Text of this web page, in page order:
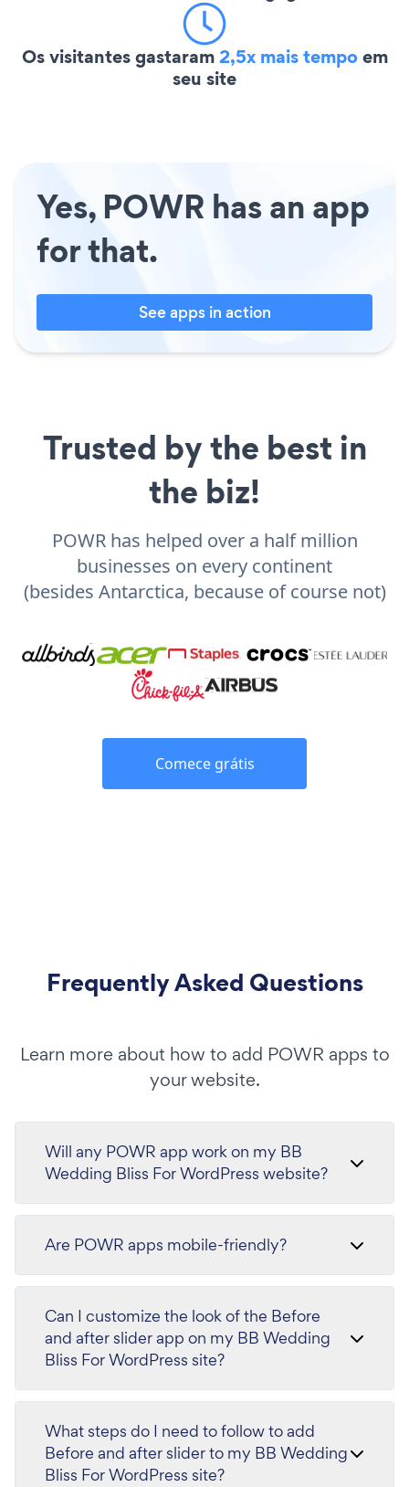
Os visitantes gastaram2,5x mais tempoem
seu site
Yes, POWR has an app
for that.
See apps in action
Trusted by the best in
the biz!
POWR has helped over a half million
businesses on every continent
(besides Antarctica, because of course not)
Comece grátis
Frequently Asked Questions
Learn more about how to add POWR apps to
your website.
Will any POWR app work on my BB
Wedding Bliss For WordPress website?
Are POWR apps mobile-friendly?
Can I customize the look of the Before
and after slider app on my BB Wedding
Bliss For WordPress site?
What steps do I need to follow to add
Before and after slider to my BB Wedding
Bliss For WordPress site?